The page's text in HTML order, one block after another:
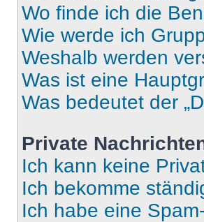
Wo finde ich die
Wie werde ich
Weshalb werden
Was ist eine
Was bedeutet der
Private
Ich kann keine
Ich bekomme
Ich habe eine